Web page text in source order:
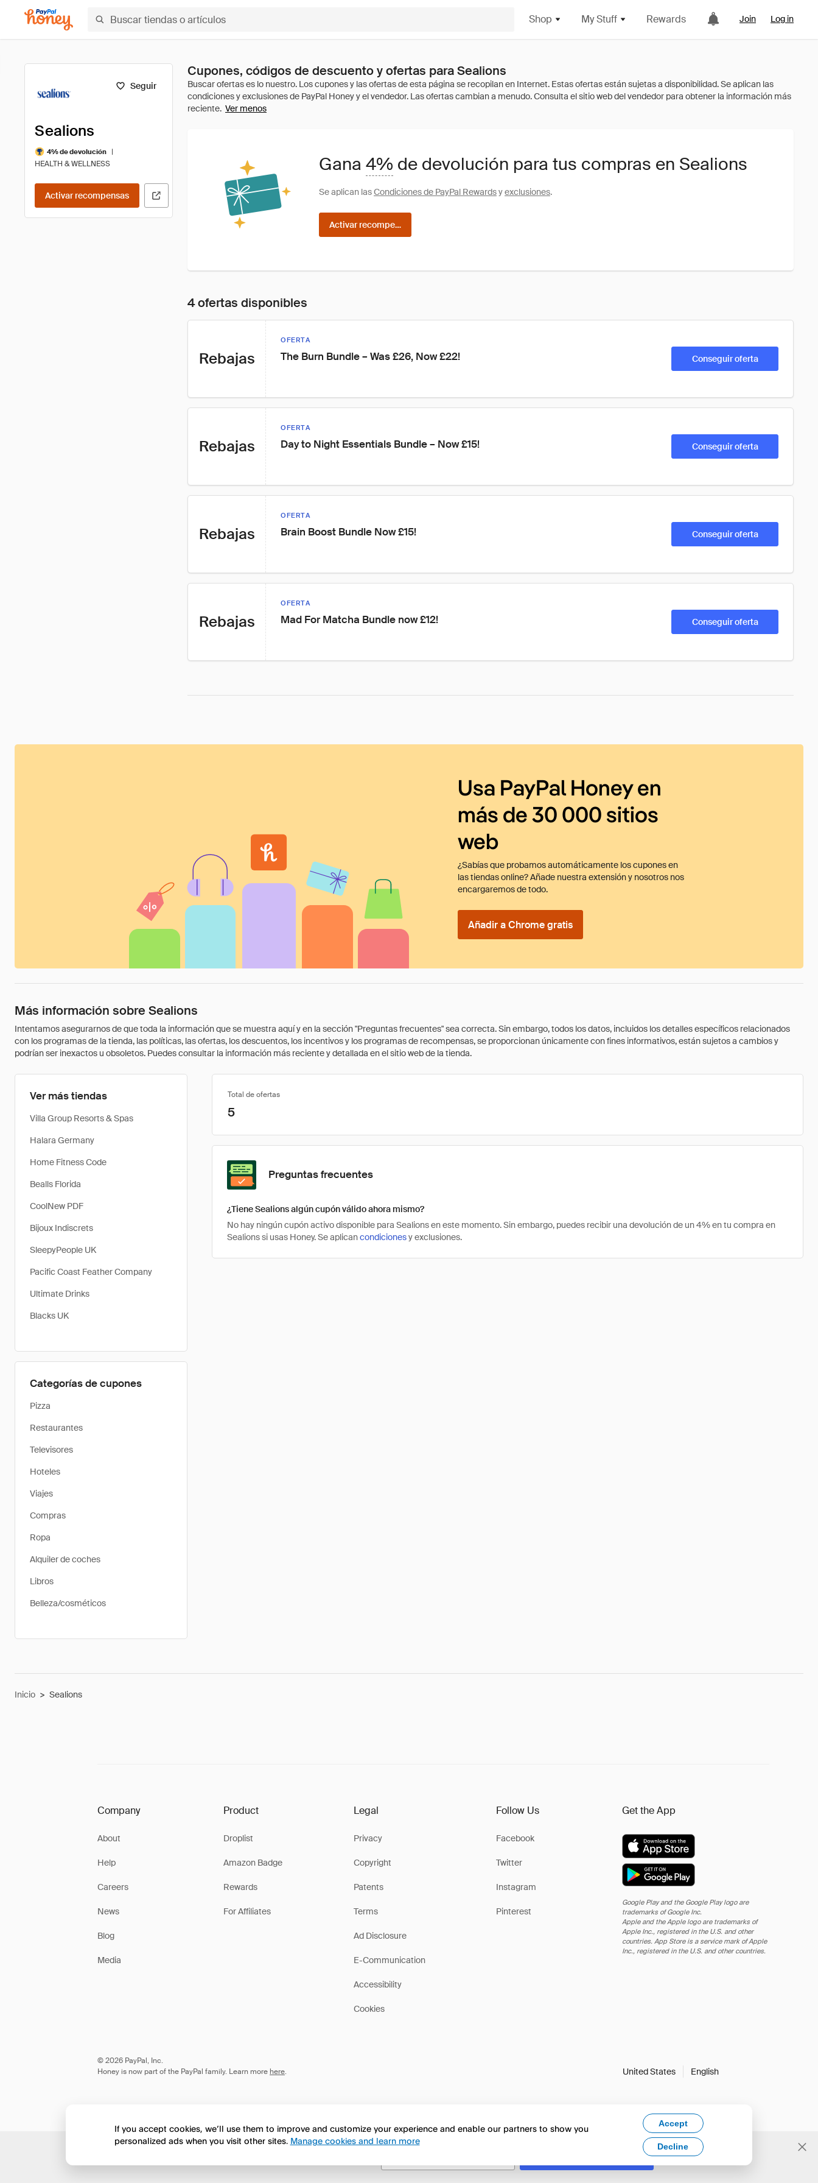
Shop My Stuff Rewards Join Log in
Seguir
Sealions
4% de devolución
|
HEALTH & WELLNESS
Activar recompensas
Cupones, códigos de descuento y ofertas para Sealions
Ver menos
Gana 4% de devolución para tus compras en Sealions
Se aplican lasCondiciones de PayPal Rewardsyexclusiones.
Activar recompensas
4 ofertas disponibles
Rebajas
OFERTA
The Burn Bundle – Was £26, Now £22! Conseguir oferta
Rebajas
OFERTA
Day to Night Essentials Bundle – Now £15! Conseguir oferta
Rebajas
OFERTA
Brain Boost Bundle Now £15! Conseguir oferta
Rebajas
OFERTA
Mad For Matcha Bundle now £12! Conseguir oferta
Usa PayPal Honey en
más de 30 000 sitios
web
¿Sabías que probamos automáticamente los cupones en
las tiendas online? Añade nuestra extensión y nosotros nos
encargaremos de todo.
Añadir a Chrome gratis
Más información sobre Sealions
Intentamos asegurarnos de que toda la información que se muestra aquí y en la sección "Preguntas frecuentes" sea correcta. Sin embargo, todos los datos, incluidos los detalles específicos relacionados
con los programas de la tienda, las políticas, las ofertas, los descuentos, los incentivos y los programas de recompensas, se proporcionan únicamente con fines informativos, están sujetos a cambios y
podrían ser inexactos u obsoletos. Puedes consultar la información más reciente y detallada en el sitio web de la tienda.
Ver más tiendas
Villa Group Resorts & Spas
Halara Germany
Home Fitness Code
Bealls Florida
CoolNew PDF
Bijoux Indiscrets
SleepyPeople UK
Pacific Coast Feather Company
Ultimate Drinks
Blacks UK
Categorías de cupones
Pizza
Restaurantes
Televisores
Hoteles
Viajes
Compras
Ropa
Alquiler de coches
Libros
Belleza/cosméticos
Total de ofertas
5
Preguntas frecuentes
¿Tiene Sealions algún cupón válido ahora mismo?
No hay ningún cupón activo disponible para Sealions en este momento. Sin embargo, puedes recibir una devolución de un 4% en tu compra en
Sealions si usas Honey. Se aplicancondicionesy exclusiones.
Inicio > Sealions
Company
About
Help
Careers
News
Blog
Media
Product
Droplist
Amazon Badge
Rewards
For Affiliates
Legal
Privacy
Copyright
Patents
Terms
Ad Disclosure
E-Communication
Accessibility
Cookies
Follow Us
Facebook
Twitter
Instagram
Pinterest
Get the App
Google Play and the Google Play logo are
trademarks of Google Inc.
Apple and the Apple logo are trademarks of
Apple Inc., registered in the U.S. and other
countries. App Store is a service mark of Apple
Inc., registered in the U.S. and other countries.
© 2026 PayPal, Inc.
Honey is now part of the PayPal family. Learn more here. United States English
If you accept cookies, we’ll use them to improve and customize your experience and enable our partners to show you
personalized ads when you visit other sites. Manage cookies and learn more
Accept
Decline